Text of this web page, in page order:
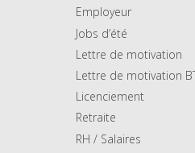
Employeur
Jobs d’été
Lettre de motivation
Lettre de motivation
Licenciement
Retraite
RH / Salaires